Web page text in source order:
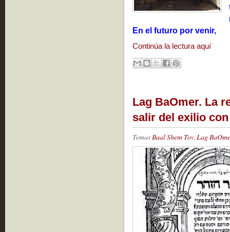
En el futuro por venir,
Continúa la lectura aquí
Lag BaOmer. La
salir del exilio
TemasBaal Shem Tov, Lag